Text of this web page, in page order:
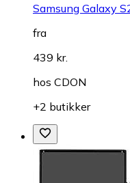
Samsung Galaxy
fra
439 kr.
hos CDON
+2 butikker